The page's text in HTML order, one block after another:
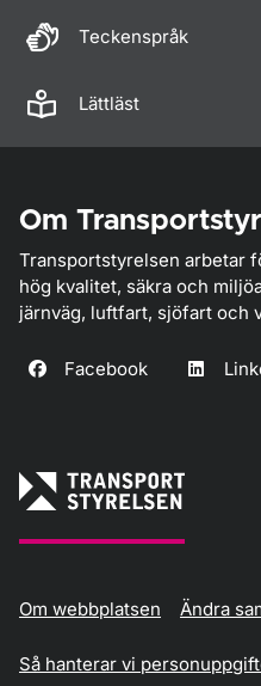
Teckenspråk
Lättläst
Om
Transportstyrelsen arbetar
hög kvalitet, säkra och
järnväg, luftfart, sjöfart och
Facebook
Om webbplatsen Ändra
Så hanterar vi